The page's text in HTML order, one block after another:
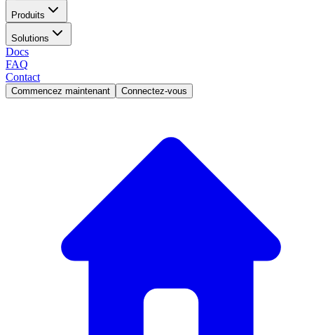
Produits
Solutions
Docs
FAQ
Contact
Commencez maintenant Connectez-vous